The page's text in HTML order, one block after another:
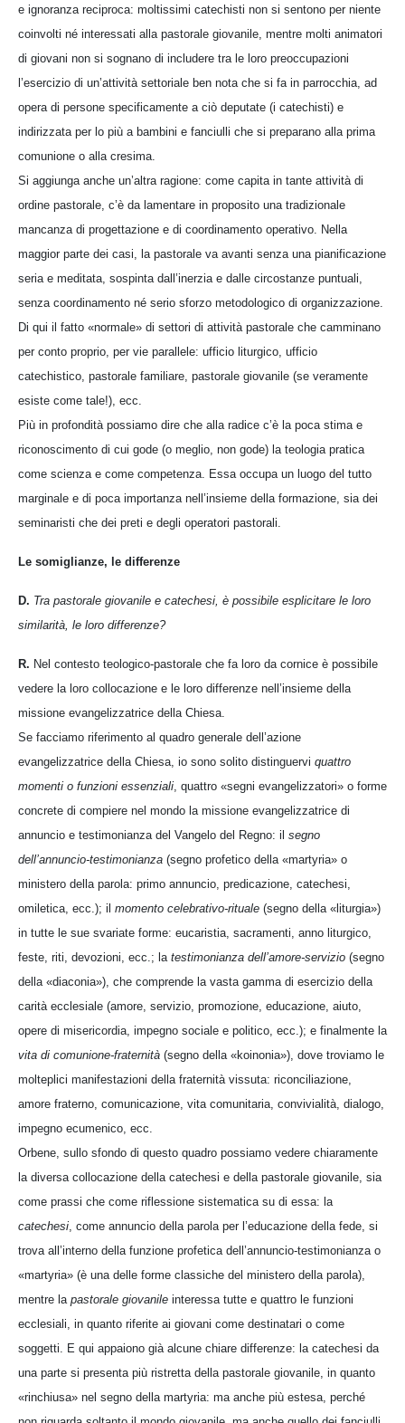
e ignoranza reciproca: moltissimi catechisti non si sentono per niente
coinvolti né interessati alla pastorale giovanile, mentre molti animatori
di giovani non si sognano di includere tra le loro preoccupazioni
l’esercizio di un’attività settoriale ben nota che si fa in parrocchia, ad
opera di persone specificamente a ciò deputate (i catechisti) e
indirizzata per lo più a bambini e fanciulli che si preparano alla prima
comunione o alla cresima.
Si aggiunga anche un’altra ragione: come capita in tante attività di
ordine pastorale, c’è da lamentare in proposito una tradizionale
mancanza di progettazione e di coordinamento operativo. Nella
maggior parte dei casi, la pastorale va avanti senza una pianificazione
seria e meditata, sospinta dall’inerzia e dalle circostanze puntuali,
senza coordinamento né serio sforzo metodologico di organizzazione.
Di qui il fatto «normale» di settori di attività pastorale che camminano
per conto proprio, per vie parallele: ufficio liturgico, ufficio
catechistico, pastorale familiare, pastorale giovanile (se veramente
esiste come tale!), ecc.
Più in profondità possiamo dire che alla radice c’è la poca stima e
riconoscimento di cui gode (o meglio, non gode) la teologia pratica
come scienza e come competenza. Essa occupa un luogo del tutto
marginale e di poca importanza nell’insieme della formazione, sia dei
seminaristi che dei preti e degli operatori pastorali.
Le somiglianze, le differenze
D. Tra pastorale giovanile e catechesi, è possibile esplicitare le loro
similarità, le loro differenze?
R. Nel contesto teologico-pastorale che fa loro da cornice è possibile
vedere la loro collocazione e le loro differenze nell’insieme della
missione evangelizzatrice della Chiesa.
Se facciamo riferimento al quadro generale dell’azione
evangelizzatrice della Chiesa, io sono solito distinguervi quattro
momenti o funzioni essenziali , quattro «segni evangelizzatori» o forme
concrete di compiere nel mondo la missione evangelizzatrice di
annuncio e testimonianza del Vangelo del Regno: il segno
dell’annuncio-testimonianza (segno profetico della «martyria» o
ministero della parola: primo annuncio, predicazione, catechesi,
omiletica, ecc.); il momento celebrativo-rituale (segno della «liturgia»)
in tutte le sue svariate forme: eucaristia, sacramenti, anno liturgico,
feste, riti, devozioni, ecc.; la testimonianza dell’amore-servizio (segno
della «diaconia»), che comprende la vasta gamma di esercizio della
carità ecclesiale (amore, servizio, promozione, educazione, aiuto,
opere di misericordia, impegno sociale e politico, ecc.); e finalmente la
vita di comunione-fraternità (segno della «koinonia»), dove troviamo le
molteplici manifestazioni della fraternità vissuta: riconciliazione,
amore fraterno, comunicazione, vita comunitaria, convivialità, dialogo,
impegno ecumenico, ecc.
Orbene, sullo sfondo di questo quadro possiamo vedere chiaramente
la diversa collocazione della catechesi e della pastorale giovanile, sia
come prassi che come riflessione sistematica su di essa: la
catechesi , come annuncio della parola per l’educazione della fede, si
trova all’interno della funzione profetica dell’annuncio-testimonianza o
«martyria» (è una delle forme classiche del ministero della parola),
mentre la pastorale giovanile interessa tutte e quattro le funzioni
ecclesiali, in quanto riferite ai giovani come destinatari o come
soggetti. E qui appaiono già alcune chiare differenze: la catechesi da
una parte si presenta più ristretta della pastorale giovanile, in quanto
«rinchiusa» nel segno della martyria: ma anche più estesa, perché